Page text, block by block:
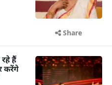
Share
हैं
करेंगे